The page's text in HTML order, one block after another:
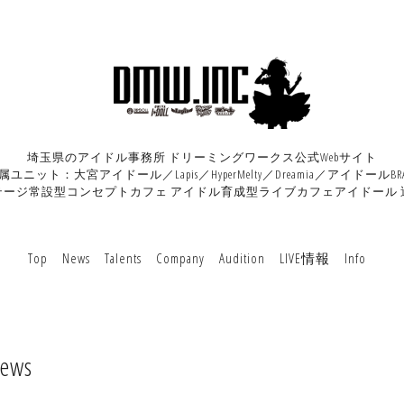
埼玉県のアイドル事務所 ドリーミングワークス公式Webサイト
ユニット：大宮アイドール／Lapis／HyperMelty／Dreamia／アイドール
ージ常設型コンセプトカフェ アイドル育成型ライブカフェアイドール
Top News Talents Company Audition LIVE情報 Info